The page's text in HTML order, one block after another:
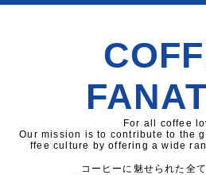
For all coffee
Our mission is to contribute to the
ffee culture by offering a wide
コーヒーに魅せられた全